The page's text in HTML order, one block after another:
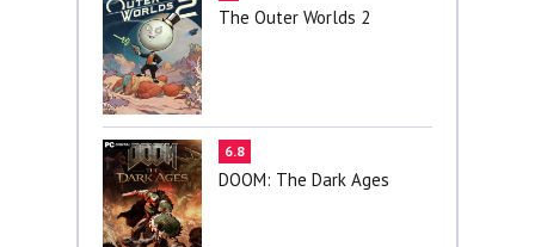
The Outer Worlds 2
6.8
DOOM: The Dark Ages